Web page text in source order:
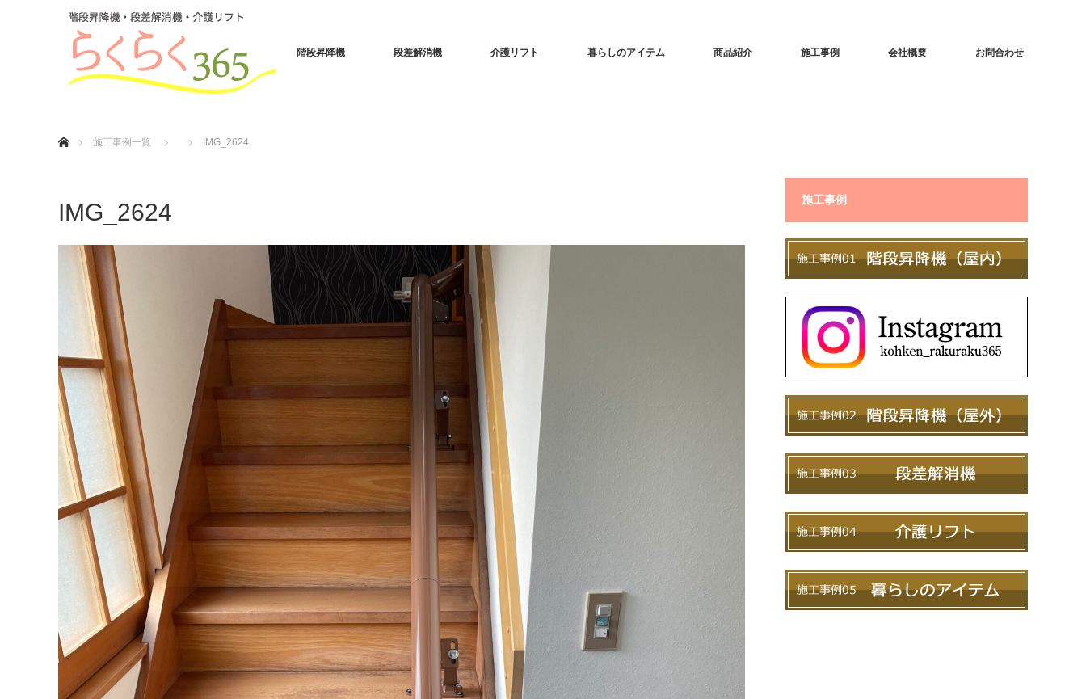
階段昇降機 段差解消機 介護リフト 暮らしのアイテム 商品紹介 施工事例 会社概要 お問合わせ
施工事例一覧
IMG_2624
IMG_2624 施工事例